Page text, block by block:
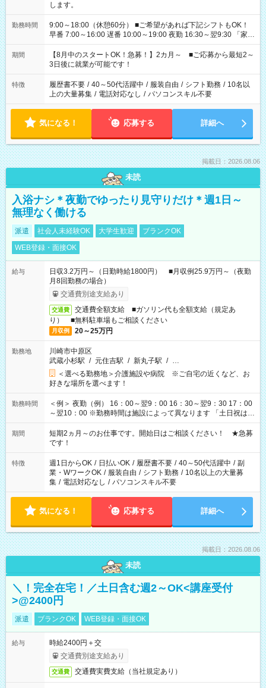
します。
勤務時間
9:00～18:00（休憩60分） ■ご希望があれば下記シフトもOK！
早番 7:00～16:00 遅番 10:00～19:00 夜勤 16:30～翌9:30 「家族
と休みを合わせたい」 「余裕を持って夕飯の準備がしたい」
「できれば残業はしたくない」 など、ご希望を教えてください
ね。 ※Wワーク希望の方へ 今ご覧のお仕事で希望する勤務時間
と、もう1つのお仕事の勤務時間。 合計で週40時間を超える場
合は応募できません。
期間
【8月中のスタートOK！急募！】2カ月～ ■ご応募から最短2～
3日後に就業が可能です！
特徴 履歴書不要 / 40～50代活躍中 / 服装自由 / シフト勤務 / 10名以
上の大量募集 / 電話対応なし / パソコンスキル不要
気になる！ 応募する 詳細へ
掲載日：2026.08.06
未読
入浴ナシ＊夜勤でゆったり見守りだけ＊週1日～
無理なく働ける
派遣 社会人未経験OK 大学生歓迎
ブランクOK
WEB登録・面接OK
給与
日収3.2万円～（日勤時給1800円） ■月収例25.9万円～（夜勤
月8回勤務の場合）
交通費別途支給あり
交通費
交通費全額支給 ■ガソリン代も全額支給（規定あ
り） ■無料駐車場もご相談ください
月収例 20～25万円
勤務地
川崎市中原区
武蔵小杉駅 / 元住吉駅 / 新丸子駅 / …
＜選べる勤務地＞介護施設や病院 ※ご自宅の近くなど、お
好きな場所を選べます！
勤務時間
＜例＞ 夜勤（例） 16：00～翌9：00 16：30～翌9：30 17：00
～翌10：00 ※勤務時間は施設によって異なります 「土日祝は休
みたい」 「しっかり稼ぎたい」 「もう少し遅い時間から始めた
い」など ご希望にあったお仕事をご案内いたします。 ※未経験
の方の場合は1～2ヶ月間は日中での仕事を経験いただき、 お
仕事に慣れてからの夜勤になります。 ★家庭の都合でお休みが
必要な場合も遠慮なくご相談ください。
期間
短期2ヵ月～のお仕事です。開始日はご相談ください！ ★急募
です！
特徴 週1日からOK / 日払いOK / 履歴書不要 / 40～50代活躍中 / 副
業・WワークOK / 服装自由 / シフト勤務 / 10名以上の大量募
集 / 電話対応なし / パソコンスキル不要
気になる！ 応募する 詳細へ
掲載日：2026.08.06
未読
＼！完全在宅！／土日含む週2～OK<講座受付
>@2400円
派遣 ブランクOK WEB登録・面接OK
給与
時給2400円＋交
交通費別途支給あり
交通費 交通費実費支給（当社規定あり）